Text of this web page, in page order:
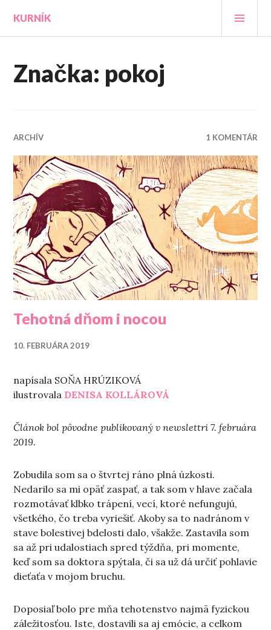
obsah
KURNÍK
Značka: pokoj
ARCHÍV 1 KOMENTÁR
Tehotná dňom i nocou
10. FEBRUÁRA 2019
napísala SOŇA HRÚZIKOVÁ
ilustrovala DENISA KOLLÁROVÁ
Článok bol pôvodne publikovaný v newslettri 7. februára
2019.
Zobudila som sa o štvrtej ráno plná úzkosti.
Nedarilo sa mi opäť zaspať, a tak som v hlave začala
rozmotávať klbko trápení, vecí, ktoré nefungujú,
všetkého, čo treba vyriešiť. Akoby sa to nadránom v
stave bolestivej bdelosti dalo, všakže. Zastavila som
sa až pri udalostiach spred týždňa, pri momente,
keď som sa doktora spýtala, či sa už dá určiť pohlavie
dieťaťa v mojom bruchu.
Doposiaľ bolo pre mňa tehotenstvo najmä fyzickou
záležitosťou. Iste, dostavili sa aj emócie, a celkom